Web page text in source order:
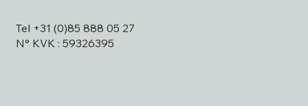
Tel +31 (0)85 888 05 27
N° KVK : 59326395